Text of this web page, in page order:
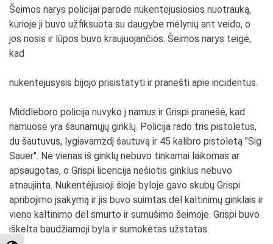
Šeimos narys policijai parodė nukentėjusiosios nuotrauką,
kurioje ji buvo užfiksuota su daugybe mėlynių ant veido, o
jos nosis ir lūpos buvo kraujuojančios. Šeimos narys teigė,
kad
nukentėjusysis bijojo prisistatyti ir pranešti apie incidentus.
Middleboro policija nuvyko į namus ir Grispi pranešė, kad
namuose yra šaunamųjų ginklų. Policija rado tris pistoletus,
du šautuvus, lygiavamzdį šautuvą ir 45 kalibro pistoletą "Sig
Sauer". Nė vienas iš ginklų nebuvo tinkamai laikomas ar
apsaugotas, o Grispi licencija nešiotis ginklus nebuvo
atnaujinta. Nukentėjusioji šioje byloje gavo skubų Grispi
apribojimo įsakymą ir jis buvo suimtas dėl kaltinimų ginklais ir
vieno kaltinimo dėl smurto ir sumušimo šeimoje. Grispi buvo
iškelta baudžiamoji byla ir sumokėtas užstatas.